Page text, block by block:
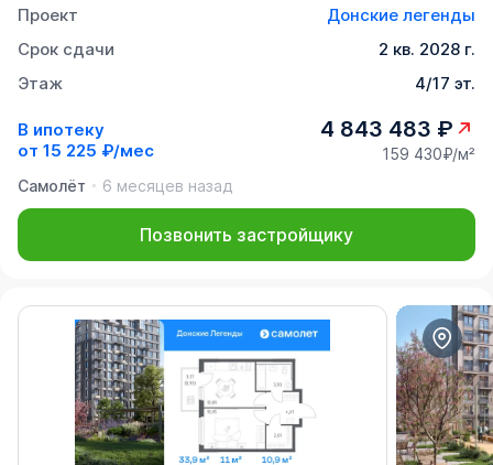
Проект
Донские легенды
Срок сдачи
2 кв. 2028 г.
Этаж
4/17 эт.
В ипотеку
от 15 225 ₽/мес
4 843 483 ₽
159 430₽/м²
Самолёт
6 месяцев назад
Позвонить застройщику